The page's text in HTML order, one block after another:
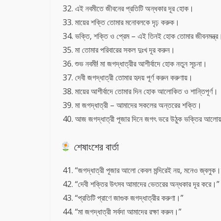
এই নবমীতে জীবনের প্রতিটি অন্ধকার দূর হোক।
মায়ের শক্তি তোমার মনোবলকে দৃঢ় করুক।
ভক্তি, শক্তি ও প্রেম – এই তিনই হোক তোমার জীবনমন্ত্র।
মা তোমার পরিবারের সকল দুঃখ দূর করুন।
শুভ নবমী! মা জগদ্ধাত্রীর আশীর্বাদে হোক নতুন সূচনা।
দেবী জগদ্ধাত্রী তোমার হৃদয় পূর্ণ করুন করুণায়।
মায়ের আশীর্বাদে তোমার দিন হোক আলোকিত ও শান্তিপূর্ণ।
মা জগদ্ধাত্রী – আমাদের সকলের অন্তরের শক্তি।
আজ জগদ্ধাত্রী পূজার দিনে জগৎ ভরে উঠুক ভক্তির
শেষাংশের বার্তা
“জগদ্ধাত্রী পূজার আলো কেবল মন্দিরেই নয়, মনেও
“দেবী শক্তির উৎসব আমাদের ভেতরের অন্ধকার দূর করে।”
“প্রতিটি প্রাণে জাগুক জগদ্ধাত্রীর করুণা।”
“মা জগদ্ধাত্রী সর্বদা আমাদের রক্ষা করুন।”